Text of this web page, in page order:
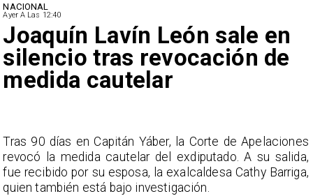
NACIONAL
Ayer A Las 12:40
Joaquín Lavín León sale en
silencio tras revocación de
medida cautelar
Tras 90 días en Capitán Yáber, la Corte de Apelaciones
revocó la medida cautelar del exdiputado. A su salida,
fue recibido por su esposa, la exalcaldesa Cathy Barriga,
quien también está bajo investigación.